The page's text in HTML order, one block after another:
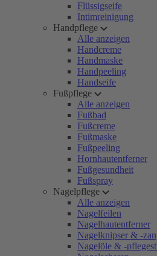
Flüssigseife
Intimreinigung
Handpflege
Alle anzeigen
Handcreme
Handmaske
Handpeeling
Handseife
Fußpflege
Alle anzeigen
Fußbad
Fußcreme
Fußmaske
Fußpeeling
Hornhautentferner
Fußgesundheit
Fußspray
Nagelpflege
Alle anzeigen
Nagelfeilen
Nagelhautentferner
Nagelknipser & -
Nagelöle & -